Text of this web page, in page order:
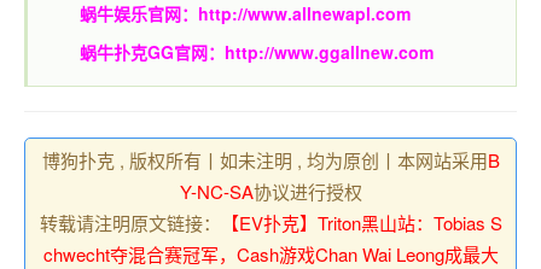
蜗牛娱乐官网： http://www.allnewapl.com
蜗牛扑克GG官网： http://www.ggallnew.com
博狗扑克 , 版权所有丨如未注明 , 均为原创丨本网站采用B
Y-NC-SA协议进行授权
转载请注明原文链接：
【EV扑克】Triton黑山站：Tobias S
chwecht夺混合赛冠军，Cash游戏Chan Wai Leong成最大